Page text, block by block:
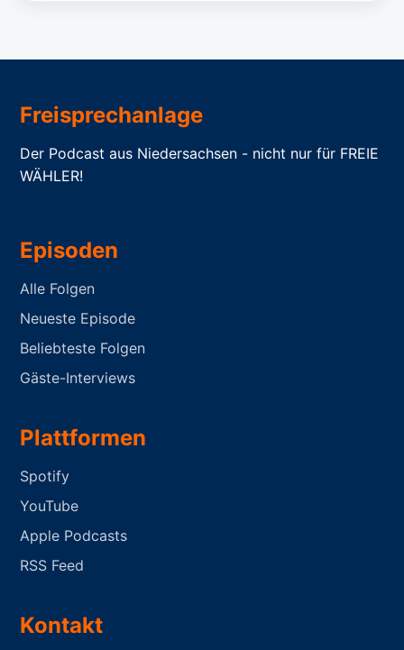
Freisprechanlage
Der Podcast aus Niedersachsen - nicht nur für FREIE
WÄHLER!
Episoden
Alle Folgen
Neueste Episode
Beliebteste Folgen
Gäste-Interviews
Plattformen
Spotify
YouTube
Apple Podcasts
RSS Feed
Kontakt